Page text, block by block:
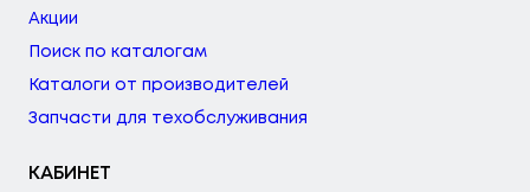
Акции
Поиск по каталогам
Каталоги от производителей
Запчасти для техобслуживания
КАБИНЕТ